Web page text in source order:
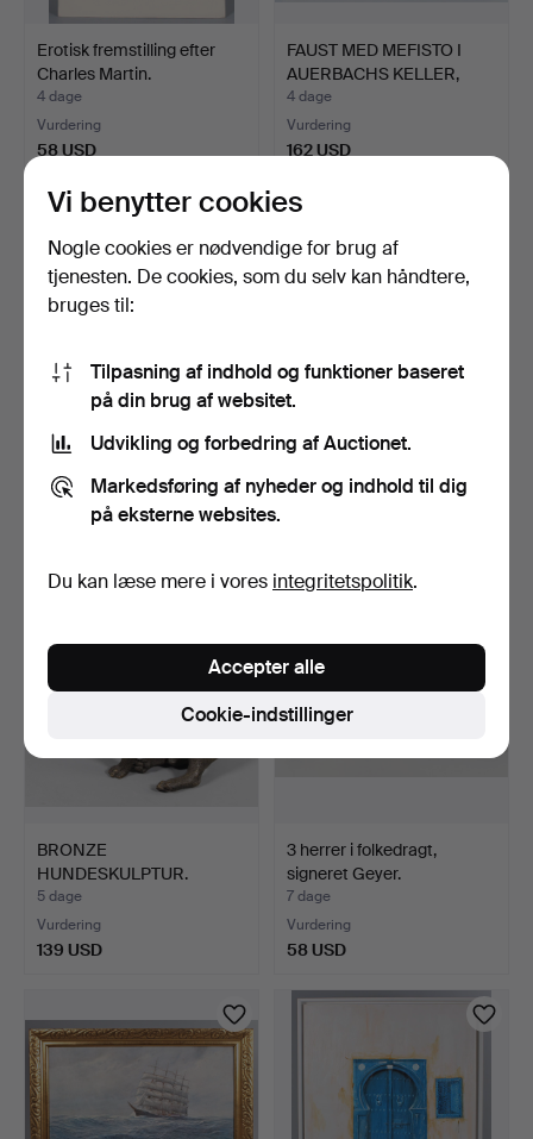
Erotisk fremstilling efter
Charles Martin.
4 dage
Vurdering
58 USD
FAUST MED MEFISTO I
AUERBACHS KELLER,
Erns…
4 dage
Vurdering
162 USD
4 GAMLE STIK I RAMME.
4 dage
Vurdering
PORTRÆT AF ET PAR,
UKENDT KUNSTNER.
5 dage
BRONZE
HUNDESKULPTUR.
5 dage
Vurdering
139 USD
3 herrer i folkedragt,
signeret Geyer.
7 dage
Vurdering
58 USD
Vi benytter cookies
Nogle cookies er nødvendige for brug af
tjenesten. De cookies, som du selv kan håndtere,
bruges til:
Tilpasning af indhold og funktioner baseret
på din brug af websitet.
Udvikling og forbedring af Auctionet.
Markedsføring af nyheder og indhold til dig
på eksterne websites.
Du kan læse mere i vores integritetspolitik.
Cookie-indstillinger
Accepter alle